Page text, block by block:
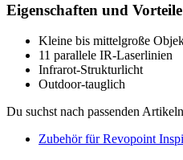
Eigenschaften und Vorteile
Kleine bis mittelgroße
11 parallele IR-Laserlinien
Infrarot-Strukturlicht
Outdoor-tauglich
Du suchst nach passenden
Zubehör für Revopoint